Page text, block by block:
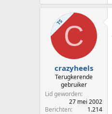
TSC
crazyheels
Terugkerende
gebruiker
Lid geworden
27 mei 2002
Berichten
1.214